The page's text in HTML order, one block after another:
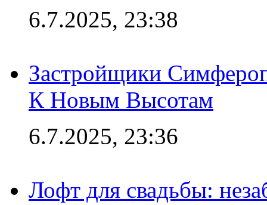
6.7.2025, 23:38
Застройщики
К Новым Высотам
6.7.2025, 23:36
Лофт для свадьбы: